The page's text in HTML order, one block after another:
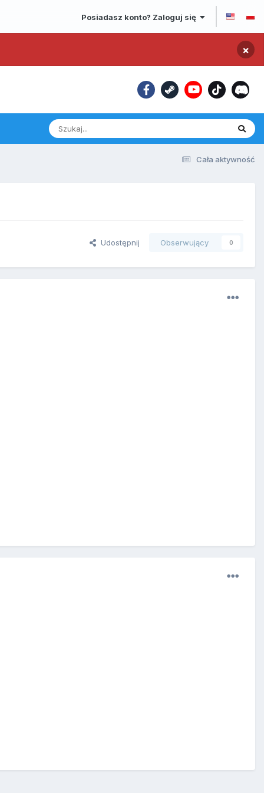
Posiadasz konto? Zaloguj się
×
Cała aktywność
Udostępnij Obserwujący 0